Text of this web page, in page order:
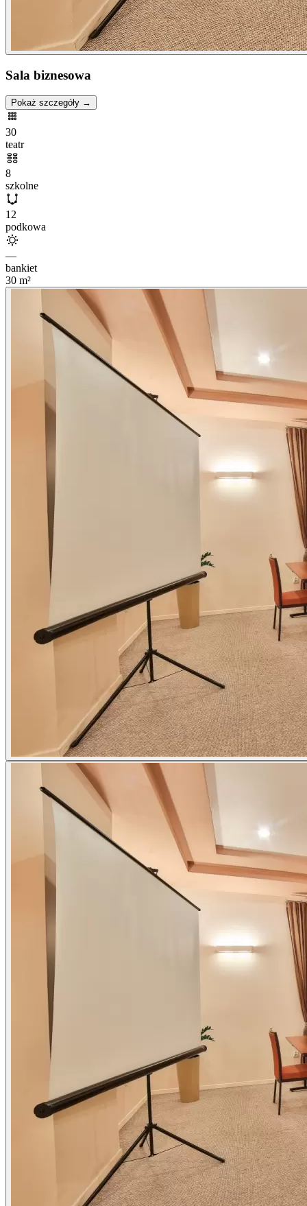
Sala biznesowa
Pokaż szczegóły →
30
teatr
8
szkolne
12
podkowa
—
bankiet
30 m²